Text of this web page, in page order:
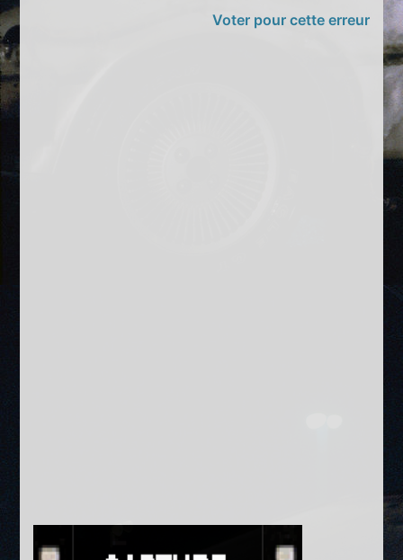
Voter pour cette erreur